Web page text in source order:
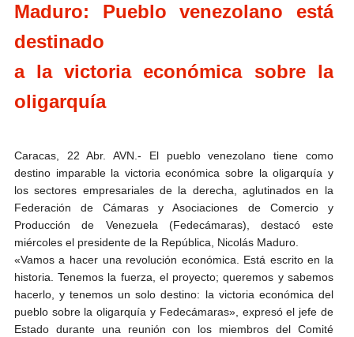
Maduro: Pueblo venezolano está
destinado
a la victoria económica sobre la
oligarquía
Caracas, 22 Abr. AVN.- El pueblo venezolano tiene como
destino imparable la victoria económica sobre la oligarquía y
los sectores empresariales de la derecha, aglutinados en la
Federación de Cámaras y Asociaciones de Comercio y
Producción de Venezuela (Fedecámaras), destacó este
miércoles el presidente de la República, Nicolás Maduro.
«Vamos a hacer una revolución económica. Está escrito en la
historia. Tenemos la fuerza, el proyecto; queremos y sabemos
hacerlo, y tenemos un solo destino: la victoria económica del
pueblo sobre la oligarquía y Fedecámaras», expresó el jefe de
Estado durante una reunión con los miembros del Comité